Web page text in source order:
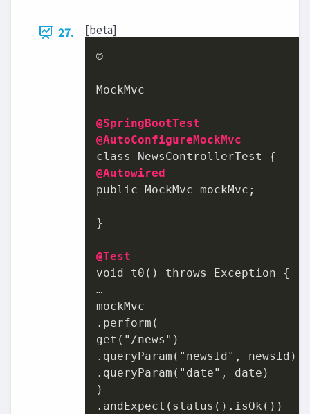
27. [beta]
©︎
MockMvc
@SpringBootTest
@AutoConfigureMockMvc
@Autowired
public MockMvc mockMvc;
}
@Test
void t0() throws Exception {
…
.perform (
.queryParam
.queryParam ("date", date)
.andExpect (status() .isOk